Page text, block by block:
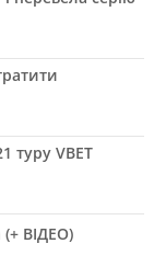
туру VBET
(+ ВІДЕО)